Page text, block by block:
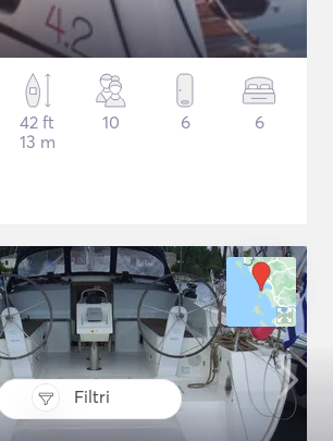
Filtri
42 ft
13 m
10 6 6